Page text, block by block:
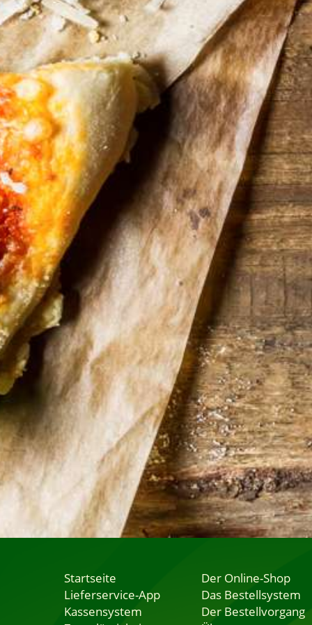
Startseite
Lieferservice-App
Kassensystem
Der Online-Shop
Das Bestellsystem
Der Bestellvorgang